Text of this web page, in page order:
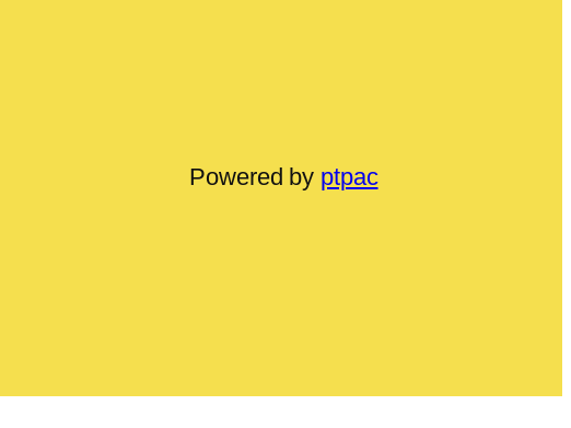
Powered by ptpac